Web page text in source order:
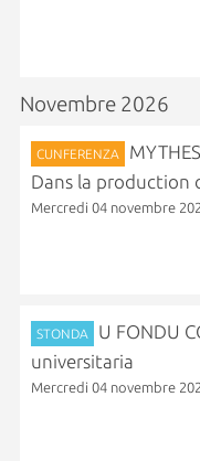
Novembre 2026
CUNFERENZA
Dans la production
Mercredi 04 novembre
STONDA
U FONDU
universitaria
Mercredi 04 novembre